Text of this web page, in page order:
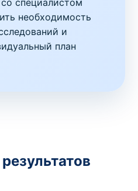
специалистом
необходимость
и
план